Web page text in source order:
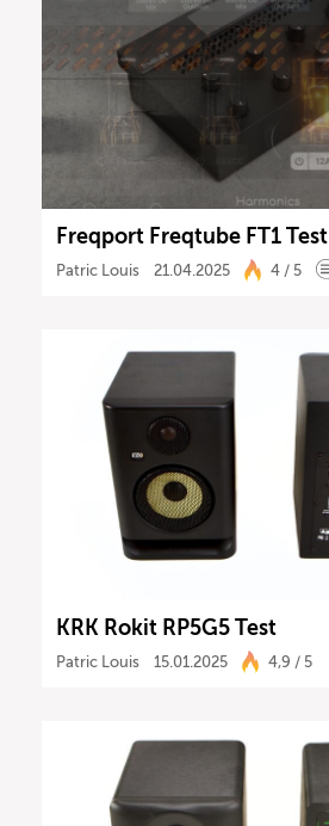
Freqport Freqtube FT1 Test
Patric Louis 21.04.2025 4 / 5
KRK Rokit RP5G5 Test
Patric Louis 15.01.2025 4,9 / 5